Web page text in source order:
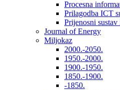
Procesna
Prilagodba ICT
Prijenosni sustav
Journal of Energy
Miljokaz
2000.-2050.
1950.-2000.
1900.-1950.
1850.-1900.
-1850.